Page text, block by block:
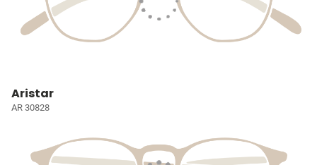
Aristar
AR 30828